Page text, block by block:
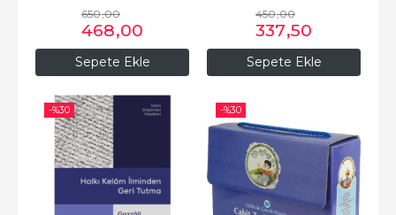
Sepete Ekle
650,00
468,00
Sepete Ekle
450,00
337,50
-%30 -%30